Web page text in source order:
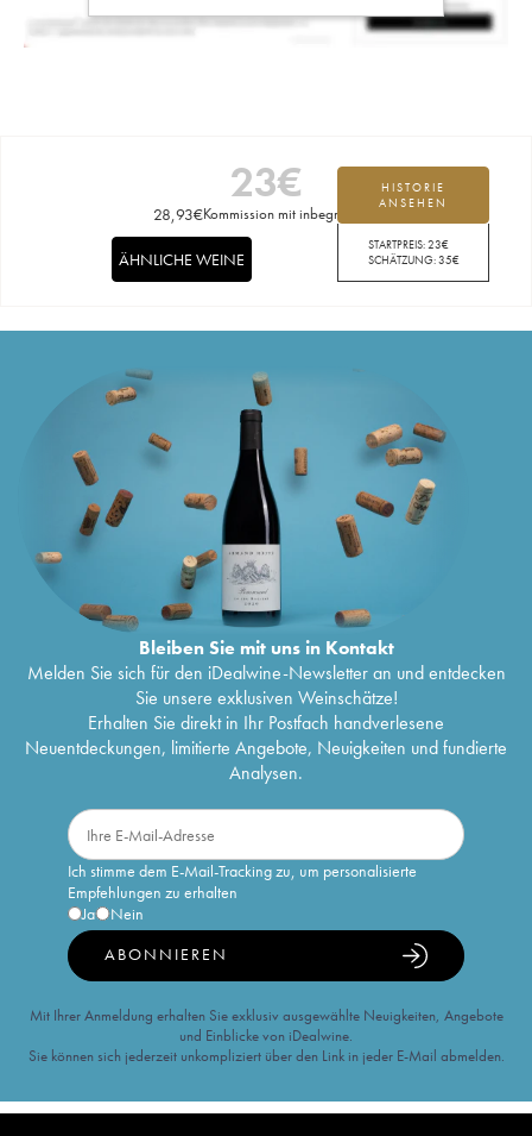
23€
28,93€Kommission mit inbegriffen
HISTORIE
ANSEHEN
STARTPREIS:23€
SCHÄTZUNG:35€
ÄHNLICHE WEINE
Bleiben Sie mit uns in Kontakt
Melden Sie sich für den iDealwine-Newsletter an und entdecken
Sie unsere exklusiven Weinschätze!
Erhalten Sie direkt in Ihr Postfach handverlesene
Neuentdeckungen, limitierte Angebote, Neuigkeiten und fundierte
Analysen.
Ich stimme dem E-Mail-Tracking zu, um personalisierte
Empfehlungen zu erhalten
Ja
Nein
ABONNIEREN
Mit Ihrer Anmeldung erhalten Sie exklusiv ausgewählte Neuigkeiten, Angebote
und Einblicke von iDealwine.
Sie können sich jederzeit unkompliziert über den Link in jeder E-Mail abmelden.